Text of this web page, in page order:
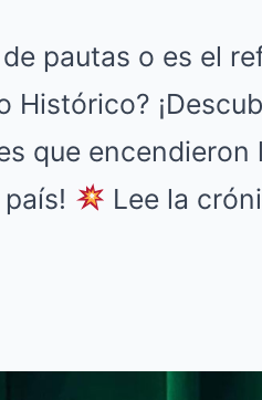
pautas o es el
Histórico?
que encendieron
Lee la